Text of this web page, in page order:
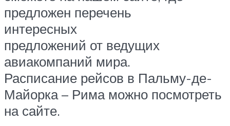
предложен перечень
интересных
предложений от ведущих
авиакомпаний мира.
Расписание рейсов в Пальму-де-
Майорка – Рима можно посмотреть
на сайте.